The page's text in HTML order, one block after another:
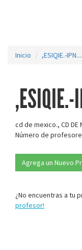
Inicio ,ESIQIE.-
cd de mexico., CD DE
Número de
Agrega un Nuevo
¿No encuentras a tu
profesor!